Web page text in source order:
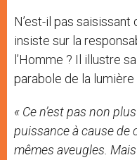
N’est-il pas
insiste sur la
l’Homme ? Il illustre
parabole de la lumière
« Ce n’est pas non
puissance à cause de
mêmes aveugles.